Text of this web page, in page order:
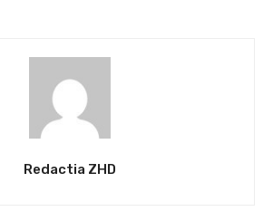
Redactia ZHD